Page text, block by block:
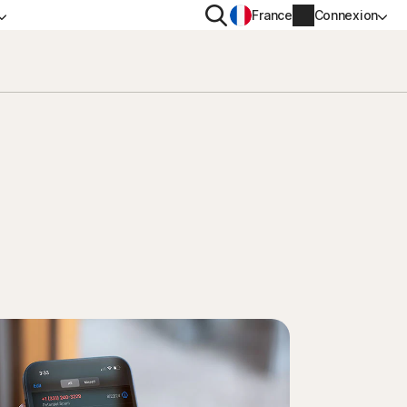
Rechercher
France Connexion
Historique des commandes
Saisissez votre clé de produit